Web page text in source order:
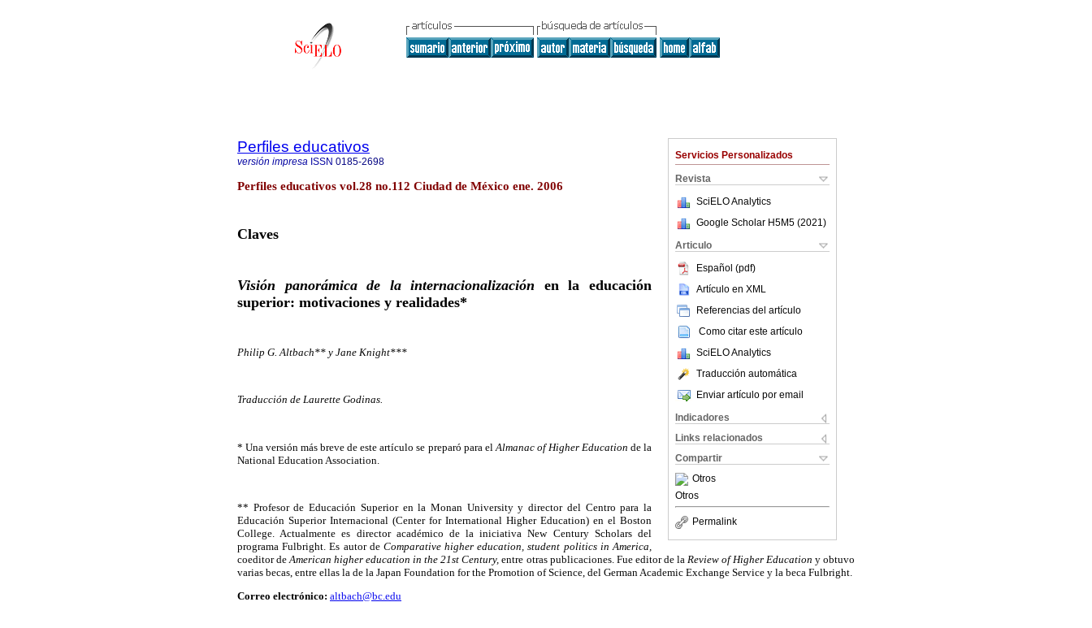
Servicios Personalizados
Revista
SciELO Analytics
Google Scholar H5M5 (2021 )
Articulo
Español (pdf)
Artículo en XML
Referencias del artículo
Como citar este artículo
SciELO Analytics
Traducción automática
Enviar artículo por email
Indicadores
Links relacionados
Compartir
Otros
Otros
Permalink
Perfiles educativos
versión impresa ISSN 0185-2698
Perfiles educativos vol.28 no.112 Ciudad de México ene. 2006
Claves
Visión panorámica de la internacionalización en la educación
superior: motivaciones y realidades*
Philip G. Altbach** y Jane Knight***
Traducción de Laurette Godinas.
* Una versión más breve de este artículo se preparó para el Almanac of Higher Education de la
National Education Association.
** Profesor de Educación Superior en la Monan University y director del Centro para la
Educación Superior Internacional (Center for International Higher Education) en el Boston
College. Actualmente es director académico de la iniciativa New Century Scholars del
programa Fulbright. Es autor de Comparative higher education, student politics in America,
coeditor deAmerican higher education in the 21st Century,entre otras publicaciones. Fue editor de la Review of Higher Education y obtuvo
varias becas, entre ellas la de la Japan Foundation for the Promotion of Science, del German Academic Exchange Service y la beca Fulbright.
Correo electrónico: altbach@bc.edu